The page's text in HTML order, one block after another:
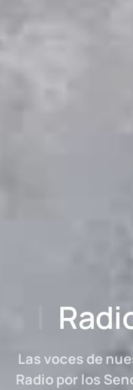
Las voces de
Radio por los